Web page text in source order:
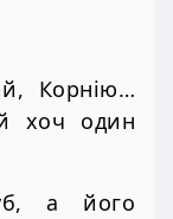
Корнію…
хоч один
а його